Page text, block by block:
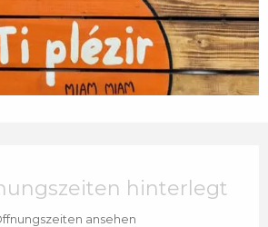
hinterlegt
ansehen